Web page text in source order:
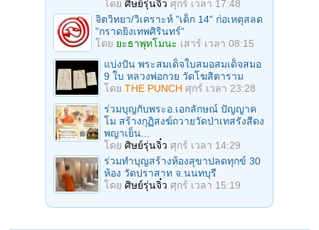
โดย ศิษย์รุ่นจิ๋ว ศุกร์ เวลา 17:48
จิตวิทยา/วิเคราะห์ "เด็ก 14" ก่อเหตุสลด
"กราดยิงเทพศิรินทร์"
โดย ยะธาพุทโมนะ เสาร์ เวลา 08:15
แบ่งปัน พระสมเด็จใบสมอสมเด็จสมอ
9 ใบ หลวงพ่อกวย วัดโฆสิตาราม
โดย THE PUNCH ศุกร์ เวลา 23:28
ร่วมบุญกับพระอ.เอกลักษณ์ ปัญญาค
โม สร้างกุฏิสงฆ์ถวายวัดป่าเทสรังสีดง
พญาเย็น...
โดย ศิษย์รุ่นจิ๋ว ศุกร์ เวลา 14:29
ร่วมทําบุญสร้างห้องสุขาปลดทุกข์ 30
ห้อง วัดปราสาท จ.นนทบุรี
โดย ศิษย์รุ่นจิ๋ว ศุกร์ เวลา 15:19